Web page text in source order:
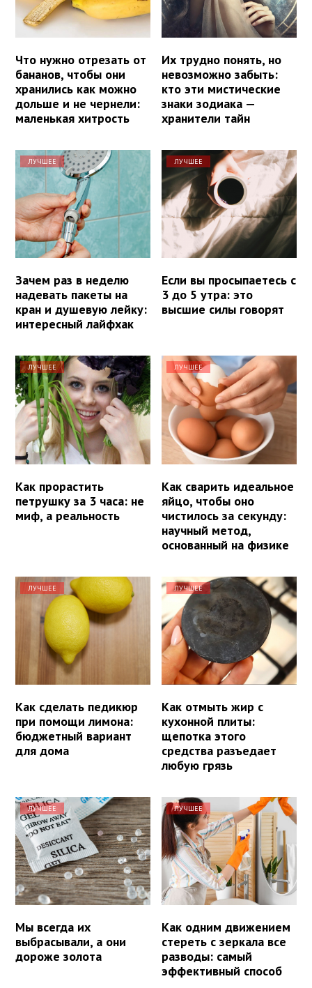
Что нужно отрезать от
бананов, чтобы они
хранились как можно
дольше и не чернели:
маленькая хитрость
Их трудно понять, но
невозможно забыть:
кто эти мистические
знаки зодиака —
хранители тайн
ЛУЧШЕЕ
Зачем раз в неделю
надевать пакеты на
кран и душевую лейку:
интересный лайфхак
ЛУЧШЕЕ
Если вы просыпаетесь с
3 до 5 утра: это
высшие силы говорят
ЛУЧШЕЕ
Как прорастить
петрушку за 3 часа: не
миф, а реальность
ЛУЧШЕЕ
Как сварить идеальное
яйцо, чтобы оно
чистилось за секунду:
научный метод,
основанный на физике
ЛУЧШЕЕ
Как сделать педикюр
при помощи лимона:
бюджетный вариант
для дома
ЛУЧШЕЕ
Как отмыть жир с
кухонной плиты:
щепотка этого
средства разъедает
любую грязь
ЛУЧШЕЕ
Мы всегда их
выбрасывали, а они
дороже золота
ЛУЧШЕЕ
Как одним движением
стереть с зеркала все
разводы: самый
эффективный способ